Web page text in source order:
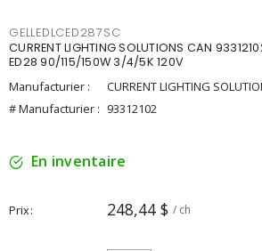
GELLEDLCED287SC
CURRENT LIGHTING SOLUTIONS CAN
ED28 90/115/150W 3/4/5K 120V
Manufacturier :
CURRENT LIGHTING
# Manufacturier : 93312102
En inventaire
Prix 248,44 $ / ch